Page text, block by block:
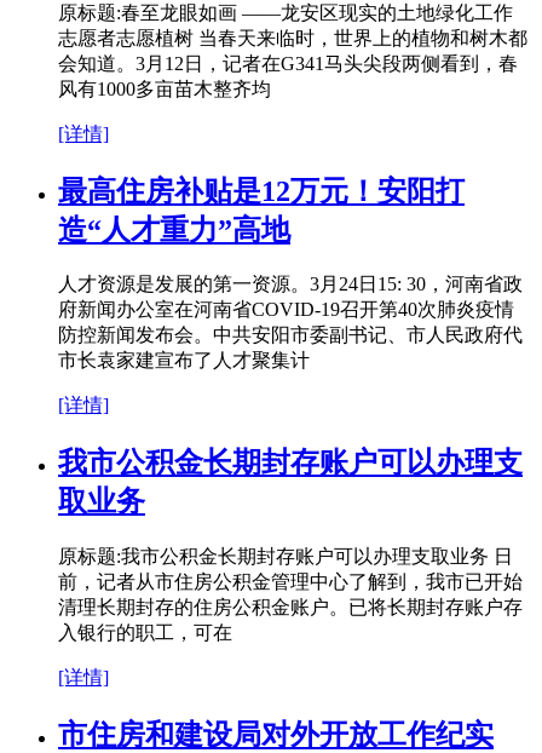
原标题:春至龙眼如画 ——龙安区现实的土地绿化工作
志愿者志愿植树 当春天来临时，世界上的植物和树木都
会知道。3月12日，记者在G341马头尖段两侧看到，春
风有1000多亩苗木整齐均
[详情]
最高住房补贴是12万元！安阳打
造“人才重力”高地
人才资源是发展的第一资源。3月24日15: 30，河南省政
府新闻办公室在河南省COVID-19召开第40次肺炎疫情
防控新闻发布会。中共安阳市委副书记、市人民政府代
市长袁家建宣布了人才聚集计
[详情]
我市公积金长期封存账户可以办理支
取业务
原标题:我市公积金长期封存账户可以办理支取业务 日
前，记者从市住房公积金管理中心了解到，我市已开始
清理长期封存的住房公积金账户。已将长期封存账户存
入银行的职工，可在
[详情]
市住房和建设局对外开放工作纪实